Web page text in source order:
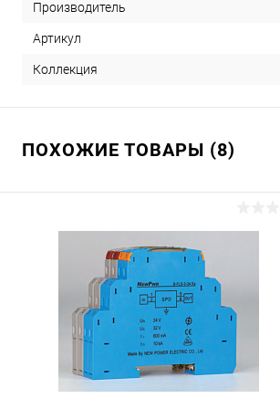
Производитель
Артикул
Коллекция
ПОХОЖИЕ ТОВАРЫ (8)